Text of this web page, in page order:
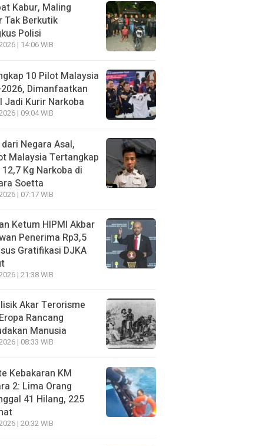
Kabur, Maling
Tak Berkutik
Polisi
| 14:06 WIB
10 Pilot Malaysia
Dimanfaatkan
Jadi Kurir Narkoba
| 09:04 WIB
Negara Asal,
Malaysia Tertangkap
Kg Narkoba di
Soetta
| 07:17 WIB
Ketum HIPMI Akbar
Penerima Rp3,5
Gratifikasi DJKA
| 21:38 WIB
Akar Terorisme
Rancang
Manusia
| 08:33 WIB
Kebakaran KM
2: Lima Orang
41 Hilang, 225
| 20:32 WIB